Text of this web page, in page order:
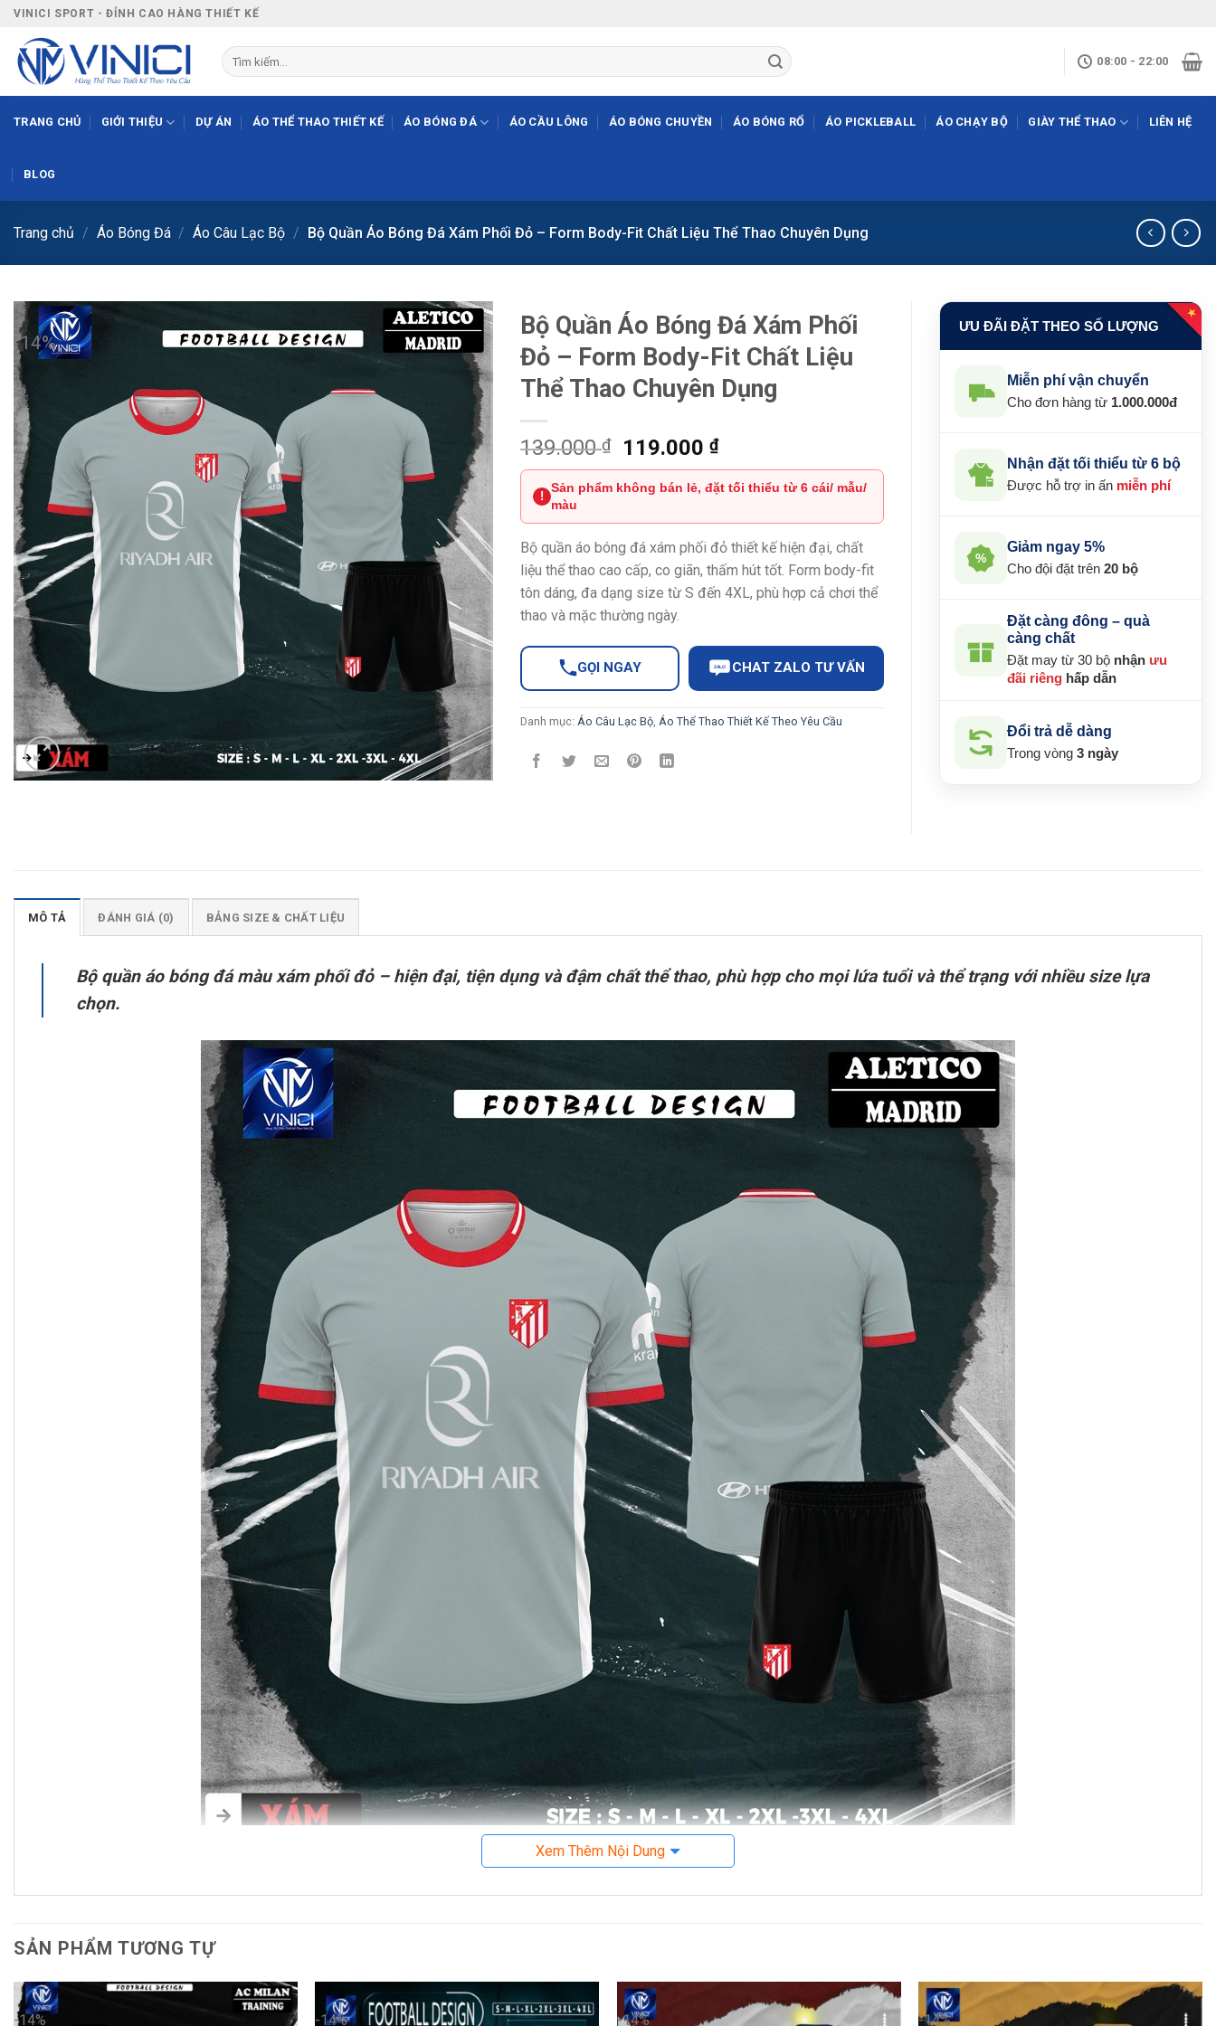
Bỏ
nội
dung
VINICI SPORT - ĐỈNH CAO HÀNG THIẾT KẾ
Tìm
kiếm:
08:00 - 22:00
TRANG CHỦ GIỚI THIỆU DỰ ÁN ÁO THỂ THAO THIẾT KẾ ÁO BÓNG ĐÁ ÁO CẦU LÔNG ÁO BÓNG CHUYỀN ÁO BÓNG RỔ ÁO PICKLEBALL ÁO CHẠY BỘ GIÀY THỂ THAO LIÊN HỆ
BLOG
Trang chủ / Áo Bóng Đá / Áo Câu Lạc Bộ / Bộ Quần Áo Bóng Đá Xám Phối Đỏ – Form Body-Fit Chất Liệu Thể Thao Chuyên Dụng
-14%
Bộ Quần Áo Bóng Đá Xám Phối
Đỏ – Form Body-Fit Chất Liệu
Thể Thao Chuyên Dụng
139.000₫
Giá
gốc
là:
119.000₫Giá
hiện
tại
!
Sản phẩm không bán lẻ, đặt tối thiểu từ 6 cái/ mẫu/
màu
Bộ quần áo bóng đá xám phối đỏ thiết kế hiện đại, chất
liệu thể thao cao cấp, co giãn, thấm hút tốt. Form body-fit
tôn dáng, đa dạng size từ S đến 4XL, phù hợp cả chơi thể
thao và mặc thường ngày.
GỌI NGAY ZALO CHAT ZALO TƯ VẤN
Danh mục: Áo Câu Lạc Bộ Áo Thể Thao Thiết Kế Theo Yêu Cầu
ƯU ĐÃI ĐẶT THEO SỐ LƯỢNG
★
Miễn phí vận chuyển
Cho đơn hàng từ 1.000.000đ
Nhận đặt tối thiểu từ 6 bộ
Được hỗ trợ in ấn miễn phí
%
Giảm ngay 5%
Cho đội đặt trên 20 bộ
Đặt càng đông – quà
càng chất
Đặt may từ 30 bộ nhận ưu
đãi riêng hấp dẫn
Đổi trả dễ dàng
Trong vòng 3 ngày
MÔ TẢ ĐÁNH GIÁ (0) BẢNG SIZE & CHẤT LIỆU
Bộ quần áo bóng đá màu xám phối đỏ – hiện đại, tiện dụng và đậm chất thể thao, phù hợp cho mọi lứa tuổi và thể trạng với nhiều size lựa
chọn.
Bộ bóng đá xám phối đỏ – hiện đại & thể thao
Sự kết hợp hoàn hảo giữa màu
người mặc nổi bật trong từng trận đấu.
Xem Thêm Nội Dung
SẢN PHẨM TƯƠNG TỰ
-14% -14% -14% -14%